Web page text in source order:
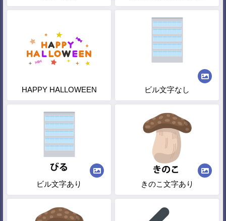
HAPPY HALLOWEEN ビル文字なし
ビル文字あり きのこ文字あり